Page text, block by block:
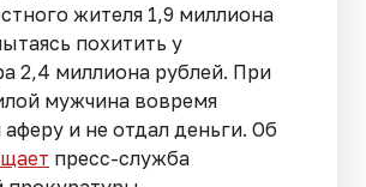
жителя 1,9 миллиона
похитить у
2,4 миллиона рублей. При
мужчина вовремя
аферу и не отдал деньги. Об
пресс-служба